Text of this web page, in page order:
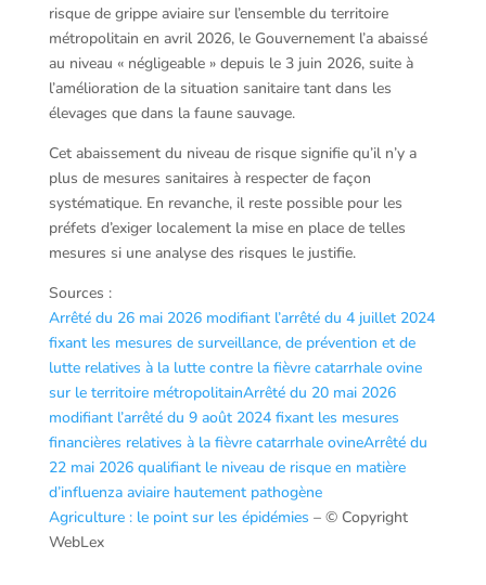
risque de grippe aviaire sur l’ensemble du territoire
métropolitain en avril 2026, le Gouvernement l’a abaissé
au niveau « négligeable » depuis le 3 juin 2026, suite à
l’amélioration de la situation sanitaire tant dans les
élevages que dans la faune sauvage.
Cet abaissement du niveau de risque signifie qu’il n’y a
plus de mesures sanitaires à respecter de façon
systématique. En revanche, il reste possible pour les
préfets d’exiger localement la mise en place de telles
mesures si une analyse des risques le justifie.
Sources :
Arrêté du 26 mai 2026 modifiant l’arrêté du 4 juillet 2024
fixant les mesures de surveillance, de prévention et de
lutte relatives à la lutte contre la fièvre catarrhale ovine
sur le territoire métropolitainArrêté du 20 mai 2026
modifiant l’arrêté du 9 août 2024 fixant les mesures
financières relatives à la fièvre catarrhale ovineArrêté du
22 mai 2026 qualifiant le niveau de risque en matière
d’influenza aviaire hautement pathogène
Agriculture : le point sur les épidémies – © Copyright
WebLex